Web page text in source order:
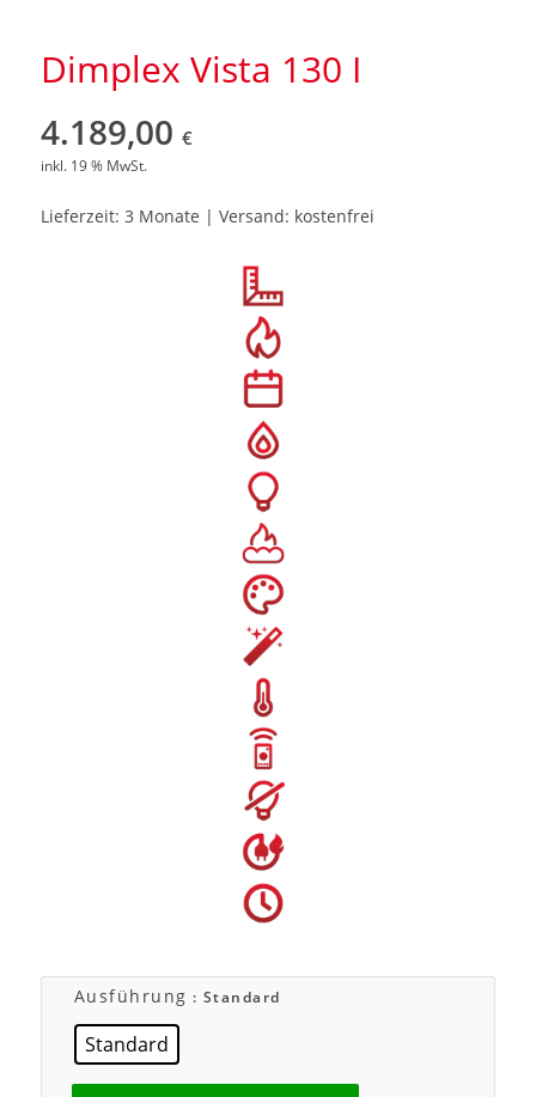
Dimplex Vista 130 I
4.189,00 €
inkl. 19 % MwSt.
Lieferzeit: 3 Monate | Versand: kostenfrei
Ausführung : Standard
Standard